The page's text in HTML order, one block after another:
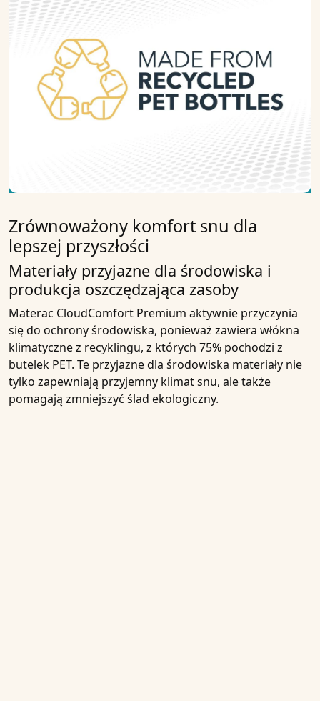
Zrównoważony komfort snu dla
lepszej przyszłości
Materiały przyjazne dla środowiska i
produkcja oszczędzająca zasoby
Materac CloudComfort Premium aktywnie przyczynia
się do ochrony środowiska, ponieważ zawiera włókna
klimatyczne z recyklingu, z których 75% pochodzi z
butelek PET. Te przyjazne dla środowiska materiały nie
tylko zapewniają przyjemny klimat snu, ale także
pomagają zmniejszyć ślad ekologiczny.